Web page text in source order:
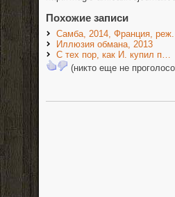
Похожие записи
Самба, 2014, Франция,
Иллюзия обмана, 2013
С тех пор, как И. купил п…
(никто еще не